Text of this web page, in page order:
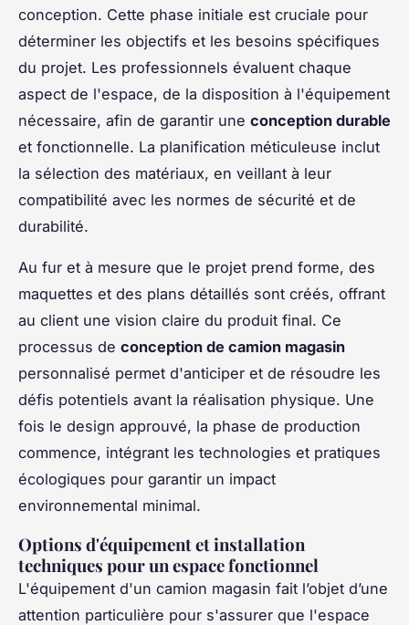
conception. Cette phase initiale est cruciale pour
déterminer les objectifs et les besoins spécifiques
du projet. Les professionnels évaluent chaque
aspect de l'espace, de la disposition à l'équipement
nécessaire, afin de garantir une conception durable
et fonctionnelle. La planification méticuleuse inclut
la sélection des matériaux, en veillant à leur
compatibilité avec les normes de sécurité et de
durabilité.
Au fur et à mesure que le projet prend forme, des
maquettes et des plans détaillés sont créés, offrant
au client une vision claire du produit final. Ce
processus de conception de camion magasin
personnalisé permet d'anticiper et de résoudre les
défis potentiels avant la réalisation physique. Une
fois le design approuvé, la phase de production
commence, intégrant les technologies et pratiques
écologiques pour garantir un impact
environnemental minimal.
Options d'équipement et installation
techniques pour un espace fonctionnel
L'équipement d'un camion magasin fait l’objet d’une
attention particulière pour s'assurer que l'espace